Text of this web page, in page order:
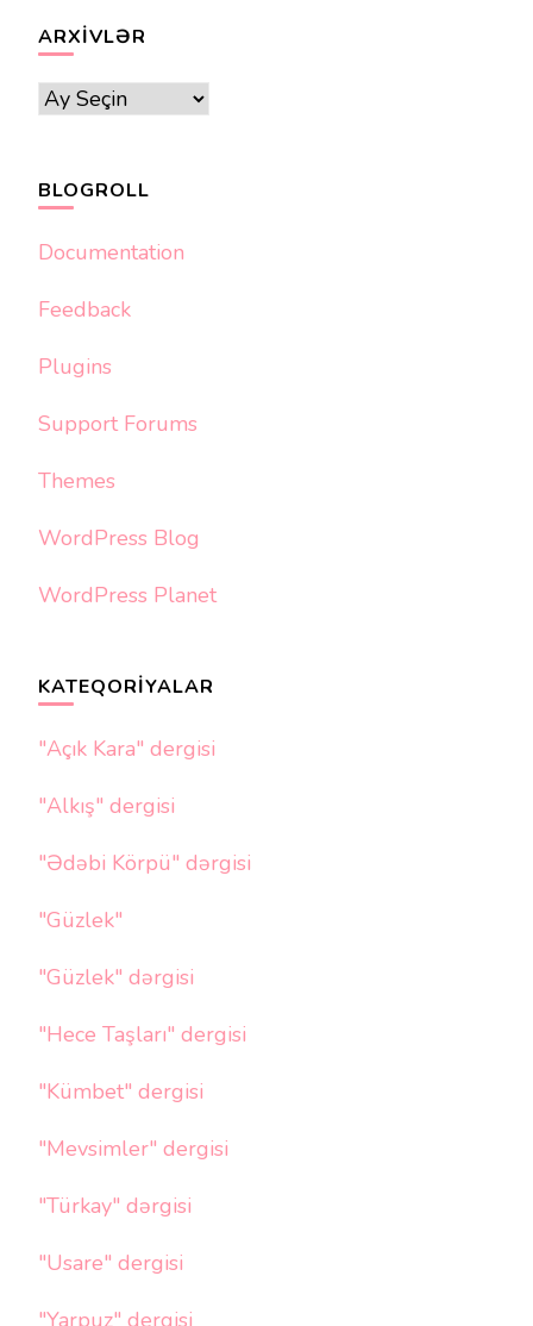
ARXIVLƏR
Arxivlər
BLOGROLL
Documentation
Feedback
Plugins
Support Forums
Themes
WordPress Blog
WordPress Planet
KATEQORIYALAR
"Açık Kara" dergisi
"Alkış" dergisi
"Ədəbi Körpü" dərgisi
"Güzlek"
"Güzlek" dərgisi
"Hece Taşları" dergisi
"Kümbet" dergisi
"Mevsimler" dergisi
"Türkay" dərgisi
"Usare" dergisi
"Yarpuz" dergisi